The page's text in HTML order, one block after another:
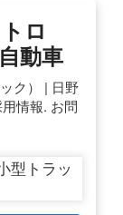
ロ
動車
ク） | 日野
情報. お問